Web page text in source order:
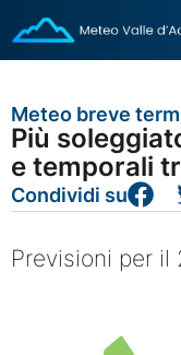
Meteo breve
Più
e temporali
Condividi su
Previsioni per